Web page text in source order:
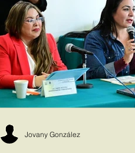
Jovany González